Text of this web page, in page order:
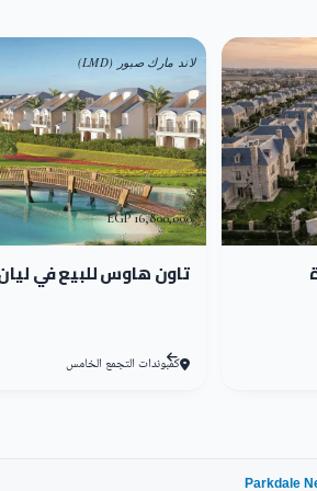
الجديدة بكل سهولة، حيث قامت شركة
على طبق من ذهب للاستفادة من جميع
مكانك الآن، واحصل على أفضل المميزات
لاند مارك صبور (LMD)
16,800,000 EGP
تاون هاوس للبيع في
كمبوندات التجمع الخامس